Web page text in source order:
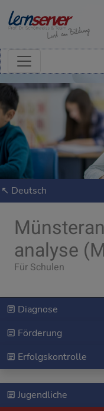
↖ Deutsch
analyse
Für Schulen
Diagnose
Förderung
Erfolgskontrolle
Jugendliche